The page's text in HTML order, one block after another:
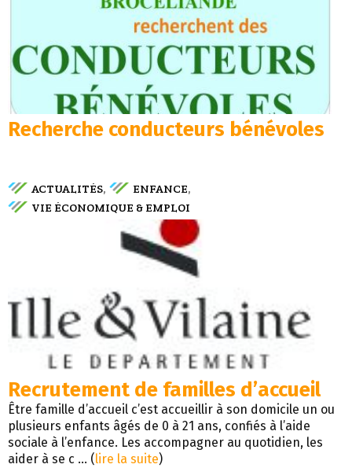
Recherche conducteurs bénévoles
ACTUALITÉS, ENFANCE,
VIE ÉCONOMIQUE & EMPLOI
Recrutement de familles d’accueil
Être famille d’accueil c’est accueillir à son domicile un ou
plusieurs enfants âgés de 0 à 21 ans, confiés à l’aide
sociale à l’enfance. Les accompagner au quotidien, les
aider à se c ... (lire la suite)